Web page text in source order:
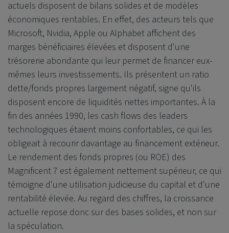
actuels disposent de bilans solides et de modèles
économiques rentables. En effet, des acteurs tels que
Microsoft, Nvidia, Apple ou Alphabet affichent des
marges bénéficiaires élevées et disposent d'une
trésorerie abondante qui leur permet de financer eux-
mêmes leurs investissements. Ils présentent un ratio
dette/fonds propres largement négatif, signe qu'ils
disposent encore de liquidités nettes importantes. À la
fin des années 1990, les cash flows des leaders
technologiques étaient moins confortables, ce qui les
obligeait à recourir davantage au financement extérieur.
Le rendement des fonds propres (ou ROE) des
Magnificent 7 est également nettement supérieur, ce qui
témoigne d'une utilisation judicieuse du capital et d'une
rentabilité élevée. Au regard des chiffres, la croissance
actuelle repose donc sur des bases solides, et non sur
la spéculation.